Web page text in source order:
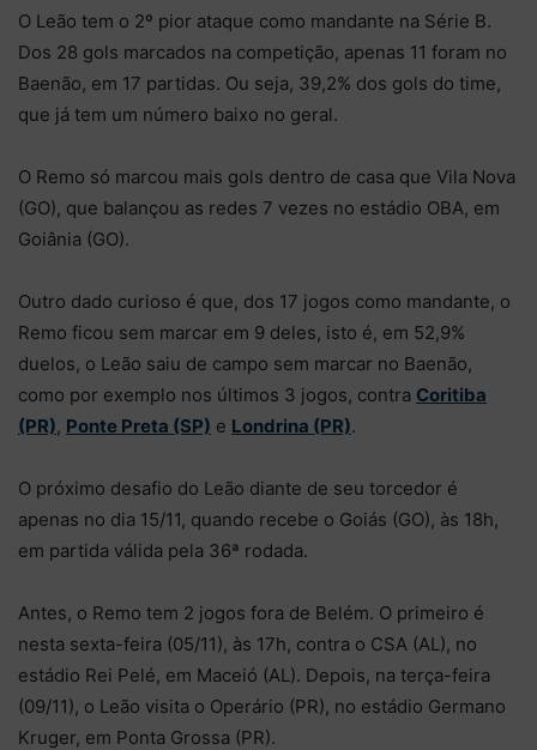
O Leão tem o 2º pior ataque como mandante na Série B.
Dos 28 gols marcados na competição, apenas 11 foram no
Baenão, em 17 partidas. Ou seja, 39,2% dos gols do time,
que já tem um número baixo no geral.
O Remo só marcou mais gols dentro de casa que Vila Nova
(GO), que balançou as redes 7 vezes no estádio OBA, em
Goiânia (GO).
Outro dado curioso é que, dos 17 jogos como mandante, o
Remo ficou sem marcar em 9 deles, isto é, em 52,9%
duelos, o Leão saiu de campo sem marcar no Baenão,
como por exemplo nos últimos 3 jogos, contra Coritiba
(PR), Ponte Preta (SP) e Londrina (PR).
O próximo desafio do Leão diante de seu torcedor é
apenas no dia 15/11, quando recebe o Goiás (GO), às 18h,
em partida válida pela 36ª rodada.
Antes, o Remo tem 2 jogos fora de Belém. O primeiro é
nesta sexta-feira (05/11), às 17h, contra o CSA (AL), no
estádio Rei Pelé, em Maceió (AL). Depois, na terça-feira
(09/11), o Leão visita o Operário (PR), no estádio Germano
Kruger, em Ponta Grossa (PR).